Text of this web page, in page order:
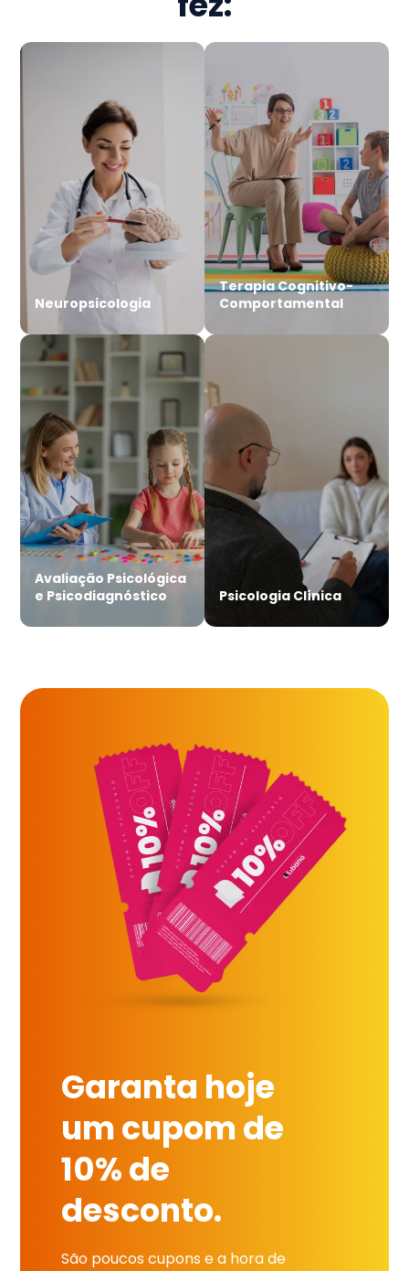
Neuropsicologia
Terapia Cognitivo-
Comportamental
Avaliação Psicológica
e Psicodiagnóstico
Psicologia Clínica
Garanta hoje
um cupom de
10% de
desconto.
São poucos cupons e a hora de